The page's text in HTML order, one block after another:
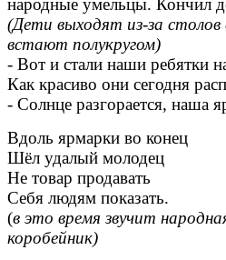
народные умельцы. Кончил
(Дети выходят из-за столов
встают полукругом)
- Вот и стали наши ребятки
Как красиво они сегодня
- Солнце разгорается, наша
Вдоль ярмарки во конец
Шёл удалый молодец
Не товар продавать
Себя людям показать.
(в это время звучит
коробейник)